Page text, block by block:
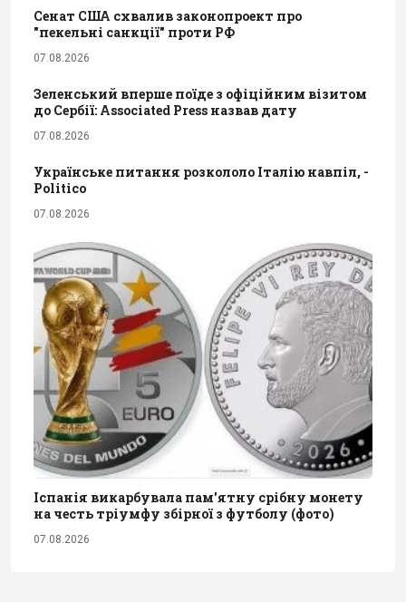
Сенат США схвалив законопроект про
"пекельні санкції" проти РФ
07.08.2026
Зеленський вперше поїде з офіційним візитом
до Сербії: Associated Press назвав дату
07.08.2026
Українське питання розкололо Італію навпіл, -
Politico
07.08.2026
Іспанія викарбувала пам'ятну срібну монету
на честь тріумфу збірної з футболу (фото)
07.08.2026